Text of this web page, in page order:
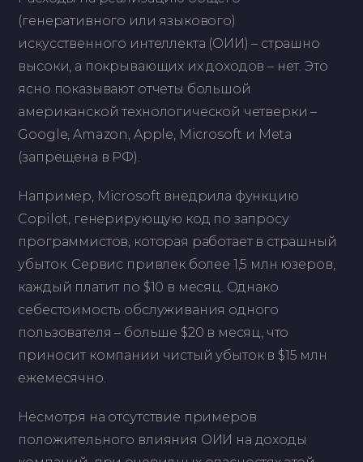
(генеративного или языкового)
искусственного интеллекта (ОИИ) – страшно
высоки, а покрывающих их доходов – нет. Это
ясно показывают отчеты большой
американской технологической четверки –
Google, Amazon, Apple, Microsoft и Meta
(запрещена в РФ).
Например, Microsoft внедрила функцию
Copilot, генерирующую код по запросу
программистов, которая работает в страшный
убыток. Сервис привлек более 1,5 млн юзеров,
каждый платит по $10 в месяц. Однако
себестоимость обслуживания одного
пользователя – больше $20 в месяц, что
приносит компании чистый убыток в $15 млн
ежемесячно.
Несмотря на отсутствие примеров
положительного влияния ОИИ на доходы